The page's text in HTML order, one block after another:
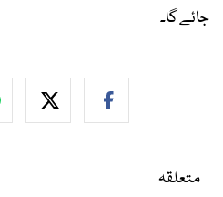
جائے گا۔
متعلقہ